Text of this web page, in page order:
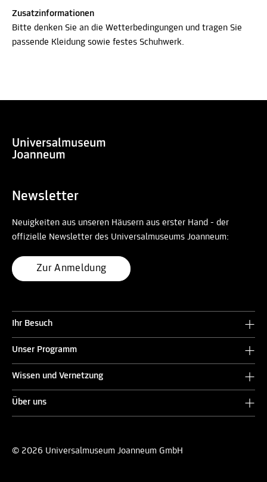
Zusatzinformationen
Bitte denken Sie an die Wetterbedingungen und tragen Sie
passende Kleidung sowie festes Schuhwerk.
Newsletter
Neuigkeiten aus unseren Häusern aus erster Hand - der
offizielle Newsletter des Universalmuseums Joanneum:
Zur Anmeldung
Ihr Besuch
Unser Programm
Wissen und Vernetzung
Über uns
© 2026 Universalmuseum Joanneum GmbH